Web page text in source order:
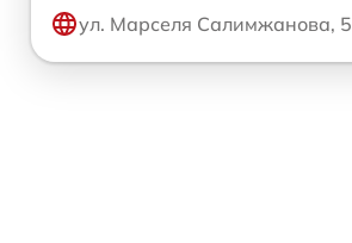
ул. Марселя Салимжанова, 5